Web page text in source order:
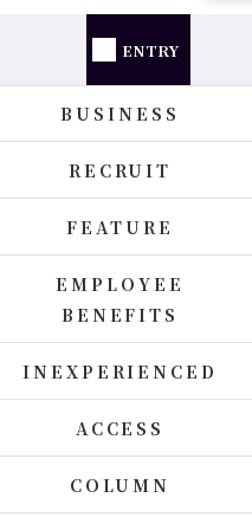
ENTRY
BUSINESS
RECRUIT
FEATURE
EMPLOYEE
BENEFITS
INEXPERIENCED
ACCESS
COLUMN